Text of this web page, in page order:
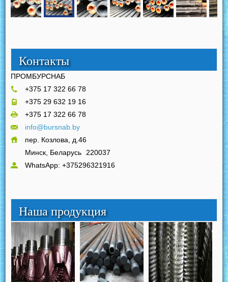
Контакты
ПРОМБУРСНАБ
+375 17 322 66 78
+375 29 632 19 16
+375 17 322 66 78
info@bursnab.by
пер. Козлова, д.46
Минск, Беларусь
220037
WhatsApp: +375296321916
Наша продукция